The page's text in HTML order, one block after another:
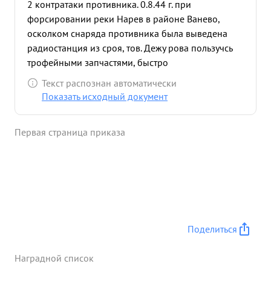
2 контратаки противника. 0.8.44 г. при
форсировании реки Нарев в районе Ванево,
осколком снаряда противника была выведена
радиостанция из сроя, тов. Дежу рова пользучсь
трофейными запчастями, быстро
отремонтировала ее и огонь артиллерии был
открыт вовремя. ...»
Текст распознан автоматически
Показать исходный документ
Первая страница приказа
Поделиться
Наградной список